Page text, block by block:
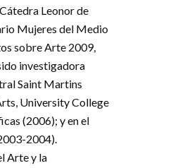
Leonor de
Mujeres del Medio
sobre Arte 2009,
investigadora
Saint Martins
University College
(2006); y en el
2004).
Arte y la